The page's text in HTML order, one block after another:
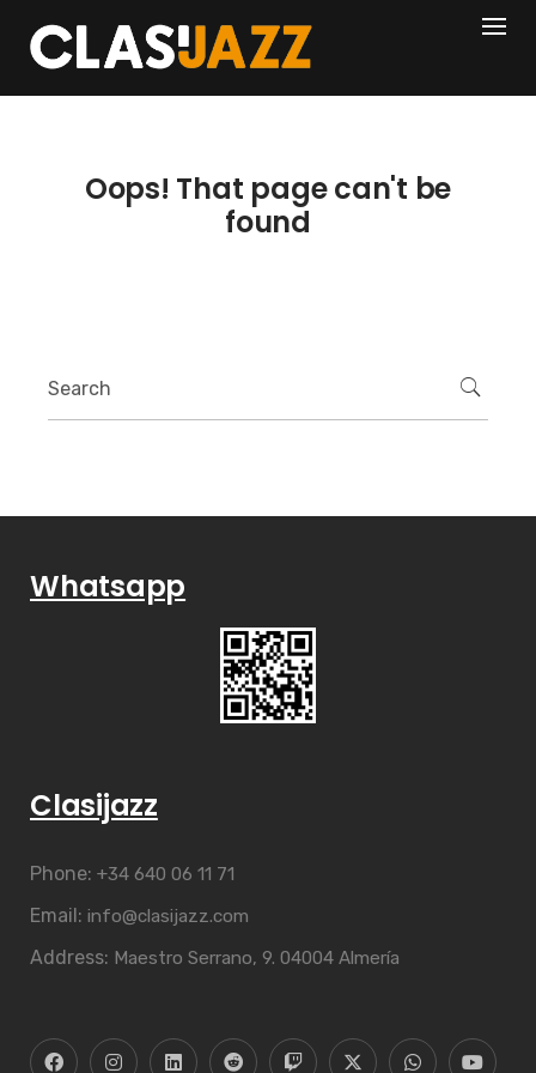
content
404
Oops! That page can't be
found
Whatsapp
Clasijazz
Phone: +34 640 06 11 71
Email: info@clasijazz.com
Address: Maestro Serrano, 9. 04004 Almería